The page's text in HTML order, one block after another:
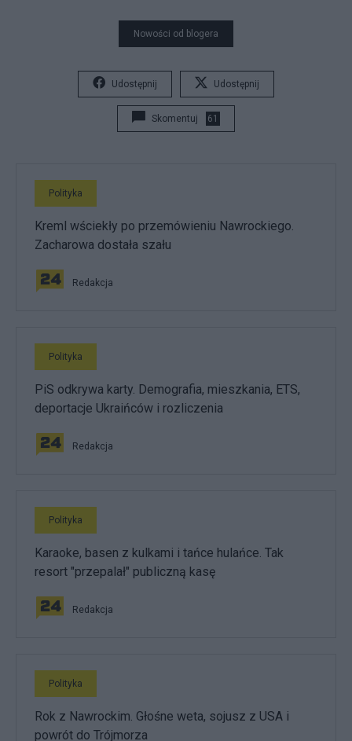
Nowości od blogera
Udostępnij Udostępnij
Skomentuj 61
Polityka
Kreml wściekły po przemówieniu Nawrockiego.
Zacharowa dostała szału
Redakcja
Polityka
PiS odkrywa karty. Demografia, mieszkania, ETS,
deportacje Ukraińców i rozliczenia
Redakcja
Polityka
Karaoke, basen z kulkami i tańce hulańce. Tak
resort "przepalał" publiczną kasę
Redakcja
Polityka
Rok z Nawrockim. Głośne weta, sojusz z USA i
powrót do Trójmorza